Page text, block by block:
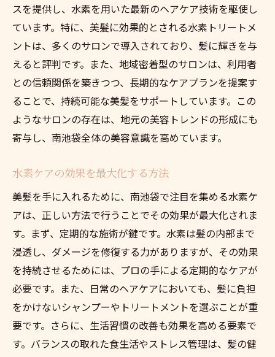
スを提供し、水素を用いた最新のヘアケア技術を駆使し
ています。特に、美髪に効果的とされる水素トリートメ
ントは、多くのサロンで導入されており、髪に輝きを与
えると評判です。また、地域密着型のサロンは、利用者
との信頼関係を築きつつ、長期的なケアプランを提案す
ることで、持続可能な美髪をサポートしています。この
ようなサロンの存在は、地元の美容トレンドの形成にも
寄与し、南池袋全体の美容意識を高めています。
水素ケアの効果を最大化する方法
美髪を手に入れるために、南池袋で注目を集める水素ケ
アは、正しい方法で行うことでその効果が最大化されま
す。まず、定期的な施術が鍵です。水素は髪の内部まで
浸透し、ダメージを修復する力がありますが、その効果
を持続させるためには、プロの手による定期的なケアが
必要です。また、日常のヘアケアにおいても、髪に負担
をかけないシャンプーやトリートメントを選ぶことが重
要です。さらに、生活習慣の改善も効果を高める要素で
す。バランスの取れた食生活やストレス管理は、髪の健